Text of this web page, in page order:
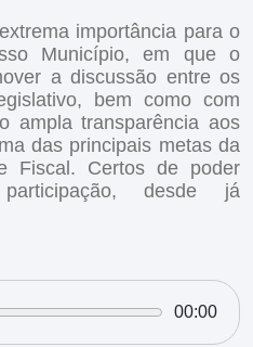
importância para o
Município, em que o
a discussão entre os
bem como com
ampla transparência aos
das principais metas da
Fiscal. Certos de poder
desde já
00:00